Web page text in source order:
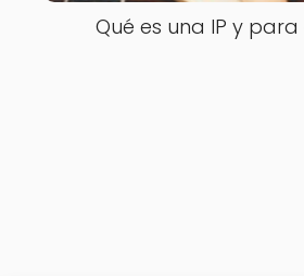
Qué es una IP y para